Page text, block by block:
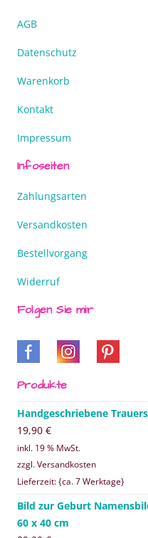
AGB
Datenschutz
Warenkorb
Kontakt
Impressum
Infoseiten
Zahlungsarten
Versandkosten
Bestellvorgang
Widerruf
Folgen Sie mir
Produkte
Handgeschriebene
19,90 €
inkl. 19 % MwSt.
zzgl. Versandkosten
Lieferzeit: {ca. 7 Werktage}
Bild zur Geburt
60 x 40 cm